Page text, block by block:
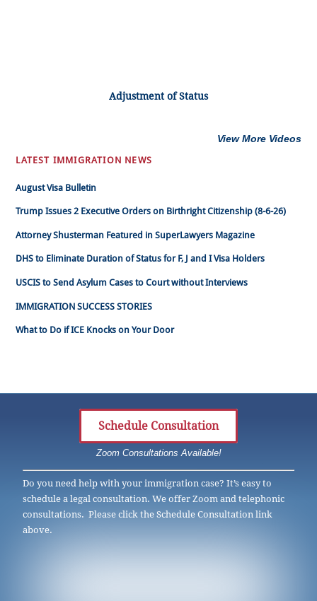
Adjustment of Status
View More Videos
LATEST IMMIGRATION NEWS
August Visa Bulletin
Trump Issues 2 Executive Orders on Birthright Citizenship (8-6-26)
Attorney Shusterman Featured in SuperLawyers Magazine
DHS to Eliminate Duration of Status for F, J and I Visa Holders
USCIS to Send Asylum Cases to Court without Interviews
IMMIGRATION SUCCESS STORIES
What to Do if ICE Knocks on Your Door
Schedule Consultation
Zoom Consultations Available!
Do you need help with your immigration case? It’s easy to
schedule a legal consultation. We offer Zoom and telephonic
consultations. Please click the Schedule Consultation link
above.